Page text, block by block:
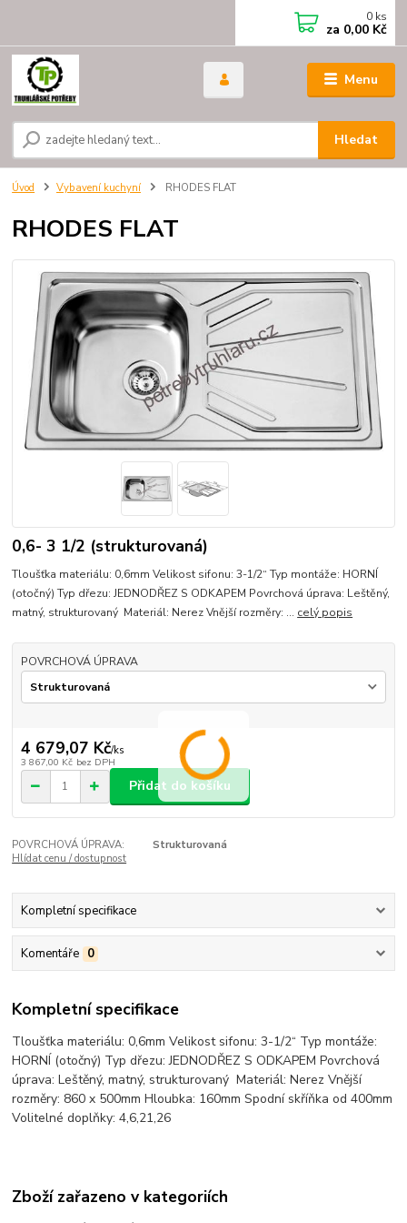
Menu
Hledat
0 ks
za 0,00 Kč
Úvod Vybavení kuchyní RHODES FLAT
RHODES FLAT
0,6- 3 1/2 (strukturovaná)
Tloušťka materiálu: 0,6mm Velikost sifonu: 3-1/2“ Typ montáže: HORNÍ
(otočný) Typ dřezu: JEDNODŘEZ S ODKAPEM Povrchová úprava: Leštěný,
matný, strukturovaný Materiál: Nerez Vnější rozměry: ... celý popis
POVRCHOVÁ ÚPRAVA
4 679,07 Kč/ks
3 867,00 Kč bez DPH
Přidat do košíku
POVRCHOVÁ ÚPRAVA:
Strukturovaná
Hlídat cenu / dostupnost
Kompletní specifikace
Komentáře 0
Kompletní specifikace
Tloušťka materiálu: 0,6mm Velikost sifonu: 3-1/2“ Typ montáže:
HORNÍ (otočný) Typ dřezu: JEDNODŘEZ S ODKAPEM Povrchová
úprava: Leštěný, matný, strukturovaný Materiál: Nerez Vnější
rozměry: 860 x 500mm Hloubka: 160mm Spodní skříňka od 400mm
Volitelné doplňky: 4,6,21,26
Zboží zařazeno v kategoriích